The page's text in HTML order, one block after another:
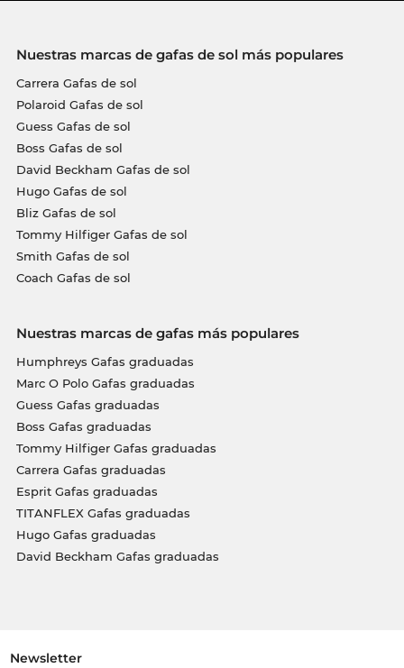
Nuestras marcas de gafas de sol más populares
Carrera Gafas de sol
Polaroid Gafas de sol
Guess Gafas de sol
Boss Gafas de sol
David Beckham Gafas de sol
Hugo Gafas de sol
Bliz Gafas de sol
Tommy Hilfiger Gafas de sol
Smith Gafas de sol
Coach Gafas de sol
Nuestras marcas de gafas más populares
Humphreys Gafas graduadas
Marc O Polo Gafas graduadas
Guess Gafas graduadas
Boss Gafas graduadas
Tommy Hilfiger Gafas graduadas
Carrera Gafas graduadas
Esprit Gafas graduadas
TITANFLEX Gafas graduadas
Hugo Gafas graduadas
David Beckham Gafas graduadas
Newsletter